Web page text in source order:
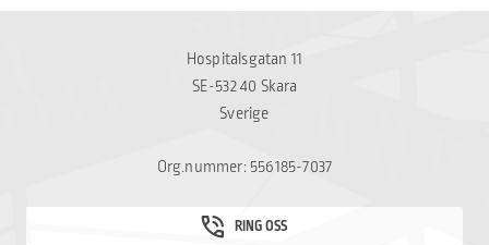
Hospitalsgatan 11
SE-532 40 Skara
Sverige
Org.nummer: 556185-7037